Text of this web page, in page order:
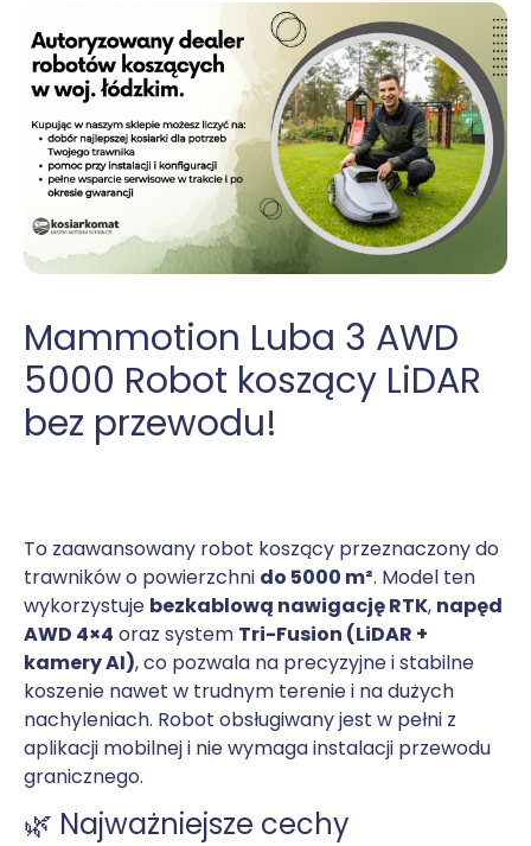
Mammotion Luba 3 AWD
5000 Robot koszący LiDAR
bez przewodu!
To zaawansowany robot koszący przeznaczony do
trawników o powierzchni do 5000 m². Model ten
wykorzystuje bezkablową nawigację RTK, napęd
AWD 4×4 oraz system Tri-Fusion (LiDAR +
kamery AI), co pozwala na precyzyjne i stabilne
koszenie nawet w trudnym terenie i na dużych
nachyleniach. Robot obsługiwany jest w pełni z
aplikacji mobilnej i nie wymaga instalacji przewodu
granicznego.
🌿 Najważniejsze cechy